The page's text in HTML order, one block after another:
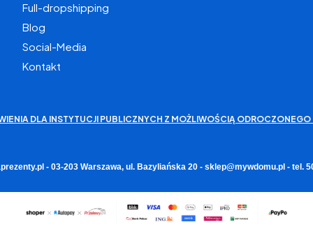
Full-dropshipping
Blog
Social-Media
Kontakt
DLA INSTYTUCJI PUBLICZNYCH Z MOŻLIWOŚCIĄ ODROCZONEGO
- 03-203 Warszawa, ul. Bazyliańska 20 - sklep@mywdomu.pl - tel.